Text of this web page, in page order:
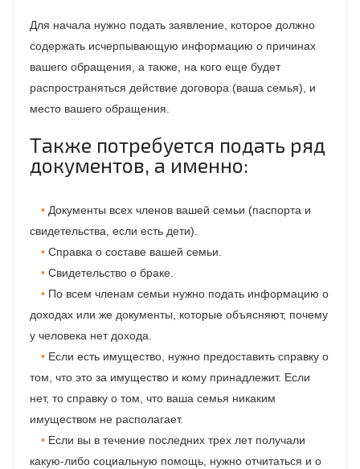
Для начала нужно подать заявление, которое должно
содержать исчерпывающую информацию о причинах
вашего обращения, а также, на кого еще будет
распространяться действие договора (ваша семья), и
место вашего обращения.
Также потребуется подать ряд
документов, а именно:
Документы всех членов вашей семьи (паспорта и
свидетельства, если есть дети).
Справка о составе вашей семьи.
Свидетельство о браке.
По всем членам семьи нужно подать информацию о
доходах или же документы, которые объясняют, почему
у человека нет дохода.
Если есть имущество, нужно предоставить справку о
том, что это за имущество и кому принадлежит. Если
нет, то справку о том, что ваша семья никаким
имуществом не располагает.
Если вы в течение последних трех лет получали
какую-либо социальную помощь, нужно отчитаться и о